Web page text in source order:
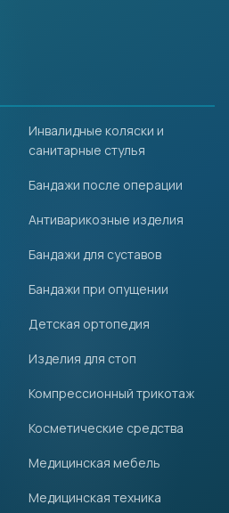
Инвалидные коляски и
санитарные стулья
Бандажи после операции
Антиварикозные изделия
Бандажи для суставов
Бандажи при опущении
Детская ортопедия
Изделия для стоп
Компрессионный трикотаж
Косметические средства
Медицинская мебель
Медицинская техника